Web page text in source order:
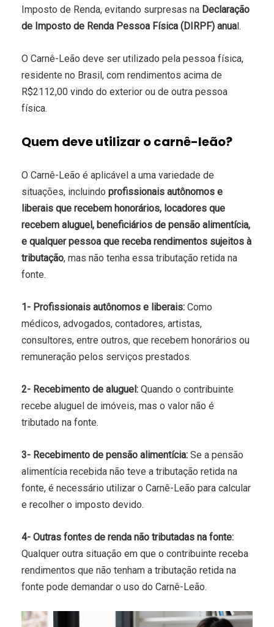
Imposto de Renda, evitando surpresas na Declaração
de Imposto de Renda Pessoa Física (DIRPF) anua l.
O Carnê-Leão deve ser utilizado pela pessoa física,
residente no Brasil, com rendimentos acima de
R$2112,00 vindo do exterior ou de outra pessoa
física.
Quem deve utilizar o carnê-leão?
O Carnê-Leão é aplicável a uma variedade de
situações, incluindo profissionais autônomos e
liberais que recebem honorários, locadores que
recebem aluguel, beneficiários de pensão alimentícia,
e qualquer pessoa que receba rendimentos sujeitos à
tributação, mas não tenha essa tributação retida na
fonte.
1- Profissionais autônomos e liberais: Como
médicos, advogados, contadores, artistas,
consultores, entre outros, que recebem honorários ou
remuneração pelos serviços prestados.
2- Recebimento de aluguel: Quando o contribuinte
recebe aluguel de imóveis, mas o valor não é
tributado na fonte.
3- Recebimento de pensão alimentícia: Se a pensão
alimentícia recebida não teve a tributação retida na
fonte, é necessário utilizar o Carnê-Leão para calcular
e recolher o imposto devido.
4- Outras fontes de renda não tributadas na fonte:
Qualquer outra situação em que o contribuinte receba
rendimentos que não tenham a tributação retida na
fonte pode demandar o uso do Carnê-Leão.